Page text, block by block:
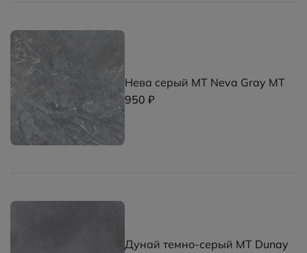
Нева серый MT Neva Gray MT
950 ₽
Дунай темно-серый MT Dunay